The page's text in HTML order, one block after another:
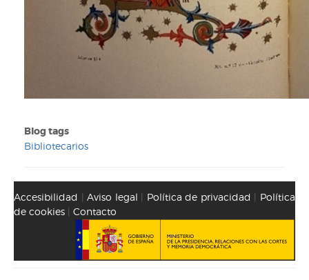
Blog tags
Bibliotecarios
Accesibilidad |Aviso legal Política de privacidad
Política
de cookies
Contacto